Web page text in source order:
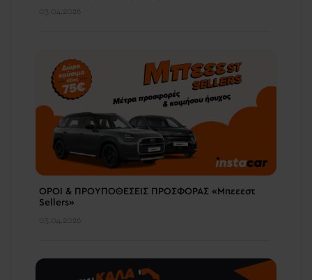
03.04.2026
ΟΡΟΙ & ΠΡΟΥΠΟΘΕΣΕΙΣ ΠΡΟΣΦΟΡΑΣ «Μπεεεστ
Sellers»
03.04.2026